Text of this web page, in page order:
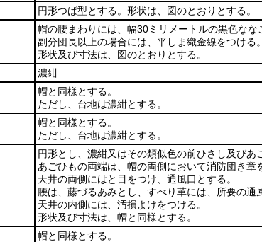
円形つば型とする。形状は、図のとおりとする。
帽の腰まわりには、幅30ミリメートルの黒色なな
副分団長以上の場合には、平しま織金線をつける。
形状及び寸法は、図のとおりとする。
濃紺
帽と同様とする。
ただし、台地は濃紺とする。
帽と同様とする。
ただし、台地は濃紺とする。
円形とし、濃紺又はその類似色の前ひさし及びあ
あごひもの両端は、帽の両側において消防団き章
天井の両側にはと目をつけ、通風口とする。
腰は、藤づるあみとし、すべり革には、所要の通
天井の内側には、汚損よけをつける。
形状及び寸法は、帽と同様とする。
帽と同様とする。